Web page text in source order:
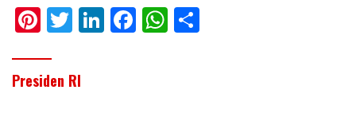
Pi
er
e
T
itt
er
Li F W
Presiden RI